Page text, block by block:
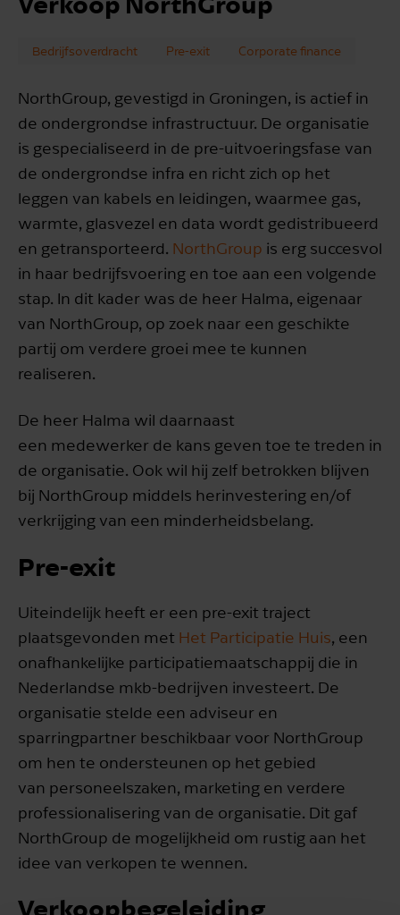
Bedrijfsoverdracht Pre-exit Corporate finance
NorthGroup, gevestigd in Groningen, is actief in
de ondergrondse infrastructuur. De organisatie
is gespecialiseerd in de pre-uitvoeringsfase van
de ondergrondse infra en richt zich op het
leggen van kabels en leidingen, waarmee gas,
warmte, glasvezel en data wordt gedistribueerd
en getransporteerd. NorthGroup is erg succesvol
in haar bedrijfsvoering en toe aan een volgende
stap. In dit kader was de heer Halma, eigenaar
van NorthGroup, op zoek naar een geschikte
partij om verdere groei mee te kunnen
realiseren.
De heer Halma wil daarnaast
een medewerker de kans geven toe te treden in
de organisatie. Ook wil hij zelf betrokken blijven
bij NorthGroup middels herinvestering en/of
verkrijging van een minderheidsbelang.
Pre-exit
Uiteindelijk heeft er een pre-exit traject
plaatsgevonden met Het Participatie Huis, een
onafhankelijke participatiemaatschappij die in
Nederlandse mkb-bedrijven investeert. De
organisatie stelde een adviseur en
sparringpartner beschikbaar voor NorthGroup
om hen te ondersteunen op het gebied
van personeelszaken, marketing en verdere
professionalisering van de organisatie. Dit gaf
NorthGroup de mogelijkheid om rustig aan het
idee van verkopen te wennen.
Verkoopbegeleiding